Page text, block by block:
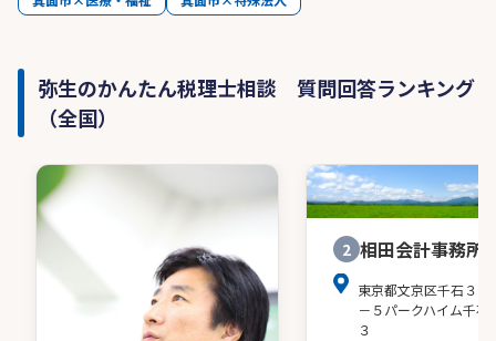
弥生のかんたん税理士相談 質問回答ランキング
（全国）
2 相田会計事務所
東京都文京区千石３－
－５パークハイム千石
３